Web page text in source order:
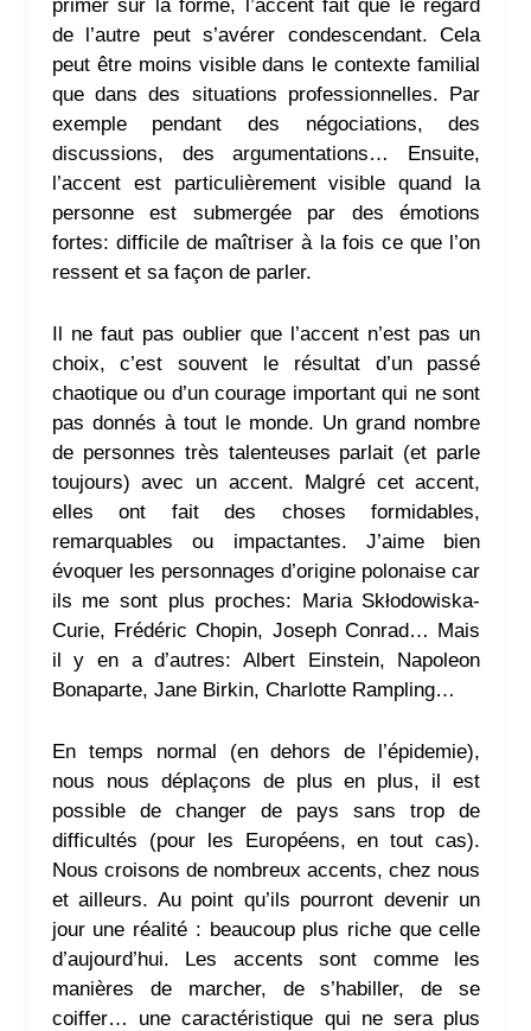
primer sur la forme, l’accent fait que le regard
de l’autre peut s’avérer condescendant. Cela
peut être moins visible dans le contexte familial
que dans des situations professionnelles. Par
exemple pendant des négociations, des
discussions, des argumentations… Ensuite,
l’accent est particulièrement visible quand la
personne est submergée par des émotions
fortes: difficile de maîtriser à la fois ce que l’on
ressent et sa façon de parler.
Il ne faut pas oublier que l’accent n’est pas un
choix, c’est souvent le résultat d’un passé
chaotique ou d’un courage important qui ne sont
pas donnés à tout le monde. Un grand nombre
de personnes très talenteuses parlait (et parle
toujours) avec un accent. Malgré cet accent,
elles ont fait des choses formidables,
remarquables ou impactantes. J’aime bien
évoquer les personnages d’origine polonaise car
ils me sont plus proches: Maria Skłodowiska-
Curie, Frédéric Chopin, Joseph Conrad… Mais
il y en a d’autres: Albert Einstein, Napoleon
Bonaparte, Jane Birkin, Charlotte Rampling…
En temps normal (en dehors de l’épidemie),
nous nous déplaçons de plus en plus, il est
possible de changer de pays sans trop de
difficultés (pour les Européens, en tout cas).
Nous croisons de nombreux accents, chez nous
et ailleurs. Au point qu’ils pourront devenir un
jour une réalité : beaucoup plus riche que celle
d’aujourd’hui. Les accents sont comme les
manières de marcher, de s’habiller, de se
coiffer… une caractéristique qui ne sera plus